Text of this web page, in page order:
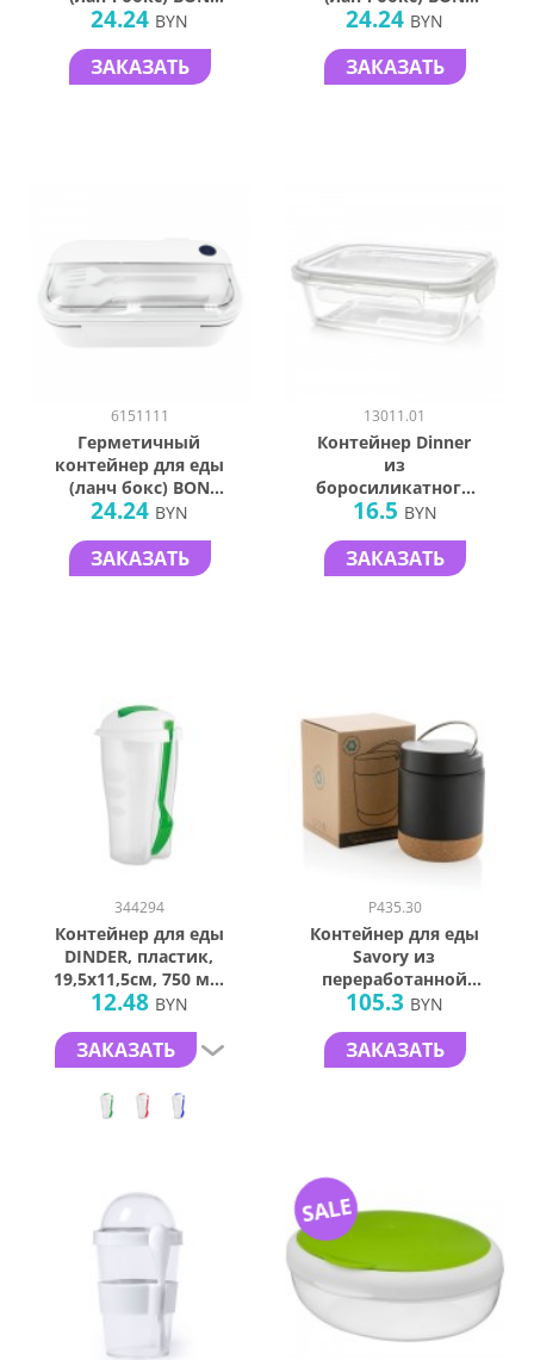
VOYAGE,
белый с красным
элементом, 1100
24.24 BYN
ЗАКАЗАТЬ
VOYAGE,
белый с
оранжевым
24.24 BYN
ЗАКАЗАТЬ
6151111
Герметичный
контейнер для еды
(ланч бокс) BON
VOYAGE,
белый с темно-
синим элементом,
24.24 BYN
ЗАКАЗАТЬ
13011.01
Контейнер Dinner
из
боросиликатного
стекла,
белый
16.5 BYN
ЗАКАЗАТЬ
344294
Контейнер для еды
DINDER, пластик,
19,5х11,5см, 750 мл,
зеленый
12.48 BYN
ЗАКАЗАТЬ
P435.30
Контейнер для еды
Savory из
переработанной
нержавеющей
105.3 BYN
ЗАКАЗАТЬ
SALE